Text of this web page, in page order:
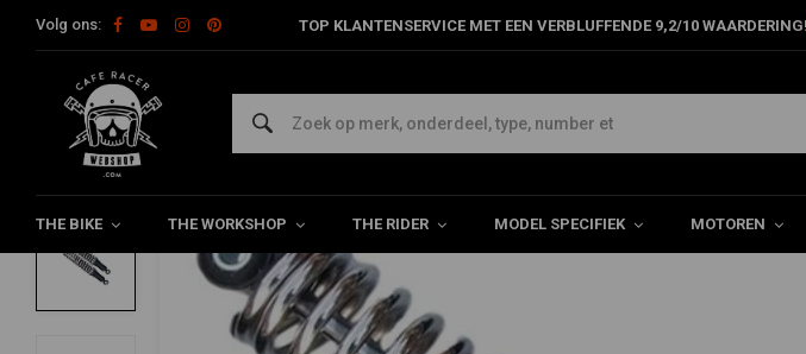
Volg ons: TOP KLANTENSERVICE MET EEN VERBLUFFENDE 9,2/10 WAARDERING!
THE BIKE THE WORKSHOP THE RIDER MODEL SPECIFIEK MOTOREN
Home The Bike Vering Achtervering 328 mm BSA B25 / C25 (1967-69), B44 (1967-70)
EMGO
328 mm BSA B25 / C25 (1967-69), B44 (1967-70) schokbrekers